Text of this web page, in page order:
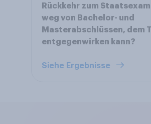
Rückkehr zum
weg von Bachelor- und
Masterabschlüssen, dem
entgegenwirken kann?
Siehe Ergebnisse